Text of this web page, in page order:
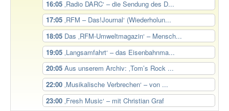
16:05 ‚Radio DARC‘ – die Sendung des D...
17:05 ‚RFM – Das!Journal‘ (Wiederholun...
18:05 Das ‚RFM-Umweltmagazin‘ – Mensch...
19:05 ‚Langsamfahrt‘ – das Eisenbahnma...
20:05 Aus unserem Archiv: ‚Tom’s Rock ...
22:00 ‚Musikalische Verbrechen‘ – von ...
23:00 ‚Fresh Music‘ – mit Christian Graf